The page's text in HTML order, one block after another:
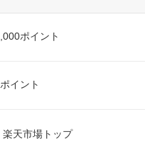
ポイント
イント
楽天市場トップ